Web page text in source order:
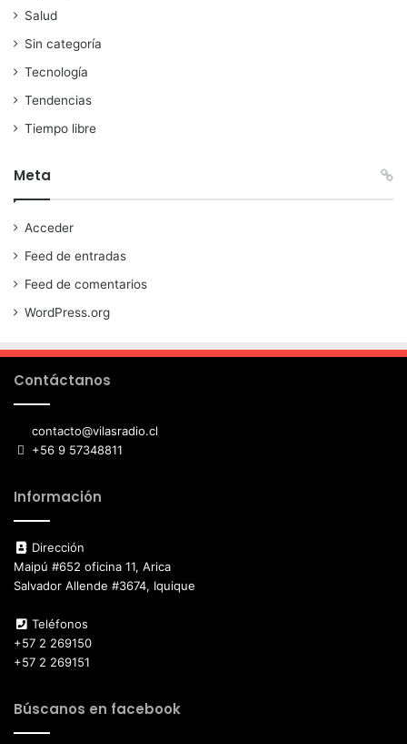
Salud
Sin categoría
Tecnología
Tendencias
Tiempo libre
Meta
Acceder
Feed de entradas
Feed de comentarios
WordPress.org
Contáctanos
contacto@vilasradio.cl
+56 9 57348811
Información
Dirección
Maipú #652 oficina 11, Arica
Salvador Allende #3674, Iquique
Teléfonos
+57 2 269150
+57 2 269151
Búscanos en facebook